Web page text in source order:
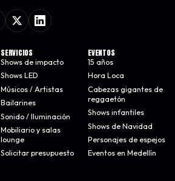
SERVICIOS
Shows de impacto
Shows LED
Músicos / Artistas
Bailarines
Sonido / Iluminación
Mobiliario y salas
lounge
Solicitar presupuesto
EVENTOS
15 años
Hora Loca
Cabezas gigantes de
reggaetón
Shows infantiles
Shows de Navidad
Personajes de espejos
Eventos en Medellín